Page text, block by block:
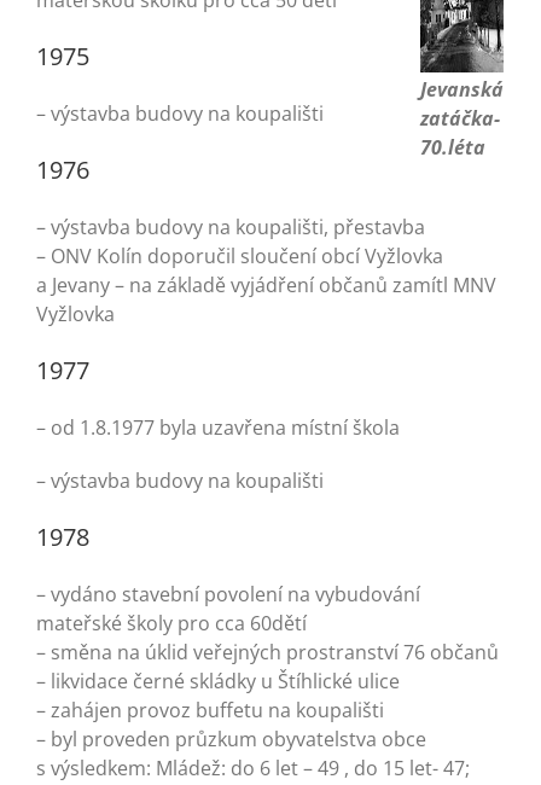
Jevanská
zatáčka-
70.léta
1975
– výstavba budovy na koupališti
1976
– výstavba budovy na koupališti, přestavba
– ONV Kolín doporučil sloučení obcí Vyžlovka
a Jevany – na základě vyjádření občanů zamítl MNV
Vyžlovka
1977
– od 1.8.1977 byla uzavřena místní škola
– výstavba budovy na koupališti
1978
– vydáno stavební povolení na vybudování
mateřské školy pro cca 60dětí
– směna na úklid veřejných prostranství 76 občanů
– likvidace černé skládky u Štíhlické ulice
– zahájen provoz buffetu na koupališti
– byl proveden průzkum obyvatelstva obce
s výsledkem: Mládež: do 6 let – 49 , do 15 let- 47;